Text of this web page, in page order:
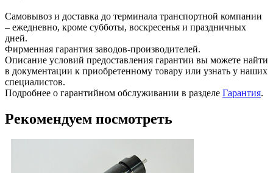
Самовывоз и доставка до терминала транспортной компании
– ежедневно, кроме субботы, воскресенья и праздничных
дней.
Фирменная гарантия заводов-производителей.
Описание условий предоставления гарантии вы можете найти
в документации к приобретенному товару или узнать у наших
специалистов.
Подробнее о гарантийном обслуживании в разделе Гарантия.
Рекомендуем посмотреть